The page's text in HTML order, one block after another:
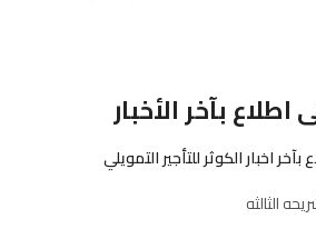
اطلاع بآخر الأخبار
اخبار الكوثر للتأجير التمويلي